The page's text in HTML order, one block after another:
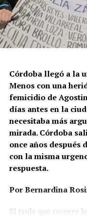
Ganar la vida
Córdoba llegó a la
Menos con una
femicidio de
días antes en la
necesitaba más
mirada. Córdoba
once años después
con la misma
respuesta.
Por Bernardina
El trole que recorre